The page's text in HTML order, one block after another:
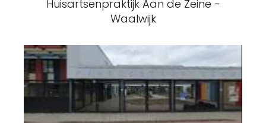
Huisartsenpraktijk Aan de Zeine -
Waalwijk